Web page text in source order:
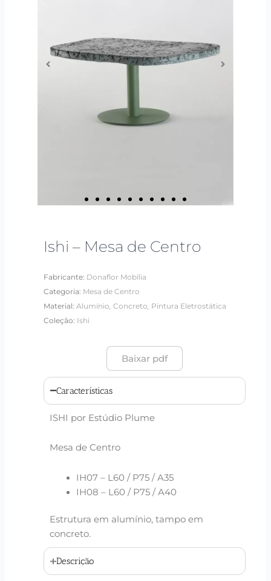
Ishi – Mesa de Centro
Fabricante: Donaflor Mobília
Categoria: Mesa de Centro
Material:Alumínio Concreto Pintura Eletrostática
Coleção: Ishi
Baixar pdf
Características
ISHI por Estúdio Plume
Mesa de Centro
IH07 – L60 / P75 / A35
IH08 – L60 / P75 / A40
Estrutura em alumínio, tampo em
concreto.
Descrição